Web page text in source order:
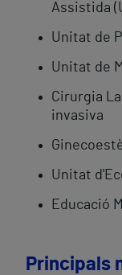
Assistida
Unitat de
Unitat de
Cirurgia
invasiva
Unitat
Educació
Principals